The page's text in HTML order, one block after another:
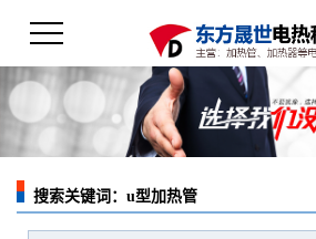
搜索关键词：u型加热管
您的当